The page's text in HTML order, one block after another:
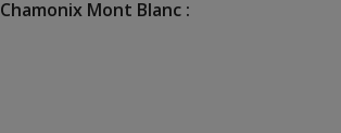
Chamonix Mont Blanc :